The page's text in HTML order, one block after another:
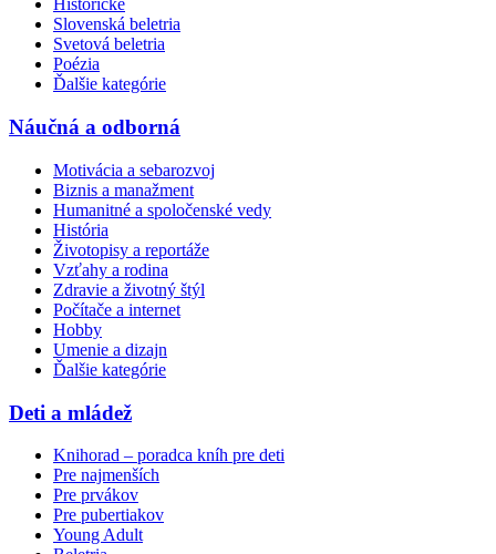
Historické
Slovenská beletria
Svetová beletria
Poézia
Ďalšie kategórie
Náučná a odborná
Motivácia a sebarozvoj
Biznis a manažment
Humanitné a spoločenské vedy
História
Životopisy a reportáže
Vzťahy a rodina
Zdravie a životný štýl
Počítače a internet
Hobby
Umenie a dizajn
Ďalšie kategórie
Deti a mládež
Knihorad – poradca kníh pre deti
Pre najmenších
Pre prvákov
Pre pubertiakov
Young Adult